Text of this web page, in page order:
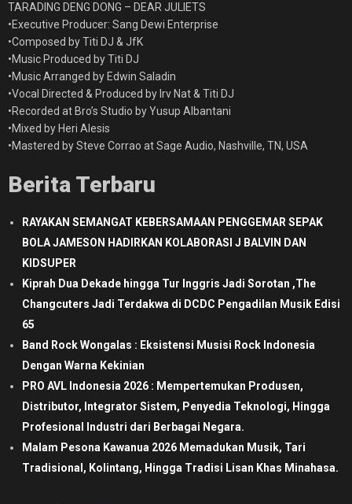
TARADING DENG DONG – DEAR JULIETS
•Executive Producer: Sang Dewi Enterprise
•Composed by Titi DJ & JfK
•Music Produced by Titi DJ
•Music Arranged by Edwin Saladin
•Vocal Directed & Produced by Irv Nat & Titi DJ
•Recorded at Bro’s Studio by Yusup Albantani
•Mixed by Heri Alesis
•Mastered by Steve Corrao at Sage Audio, Nashville, TN, USA
Berita Terbaru
RAYAKAN SEMANGAT KEBERSAMAAN PENGGEMAR SEPAK
BOLA JAMESON HADIRKAN KOLABORASI J BALVIN DAN
KIDSUPER
Kiprah Dua Dekade hingga Tur Inggris Jadi Sorotan ,The
Changcuters Jadi Terdakwa di DCDC Pengadilan Musik Edisi
65
Band Rock Wongalas : Eksistensi Musisi Rock Indonesia
Dengan Warna Kekinian
PRO AVL Indonesia 2026 : Mempertemukan Produsen,
Distributor, Integrator Sistem, Penyedia Teknologi, Hingga
Profesional Industri dari Berbagai Negara.
Malam Pesona Kawanua 2026 Memadukan Musik, Tari
Tradisional, Kolintang, Hingga Tradisi Lisan Khas Minahasa.